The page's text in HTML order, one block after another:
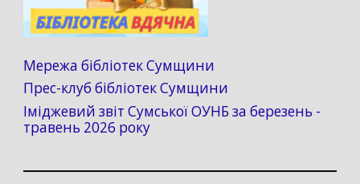
Мережа бібліотек Сумщини
Прес-клуб бібліотек Сумщини
Іміджевий звіт Сумської ОУНБ за березень -
травень 2026 року